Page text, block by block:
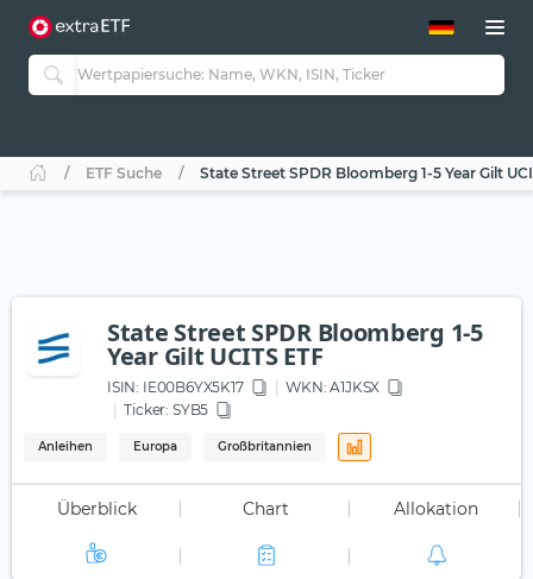
ETF-Guide 2.0
Guide Aktive ETFs
ETF-Sparpläne
ETF Suche State Street SPDR Bloomberg 1-5 Year Gilt
State Street SPDR Bloomberg 1-5
Year Gilt UCITS ETF
ISIN: IE00B6YX5K17 WKN: A1JKSX
Ticker: SYB5
Anleihen Europa Großbritannien
Überblick Chart Allokation